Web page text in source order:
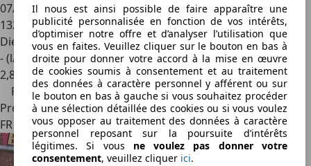
07/2017
132 998 km
Diesel
- (l/100 km)
2,8
Prix réduit
Professionnel
FR 34740
Il nous est ainsi possible de faire apparaître une
publicité personnalisée en fonction de vos intérêts,
d’optimiser notre offre et d’analyser l’utilisation que
vous en faites. Veuillez cliquer sur le bouton en bas à
droite pour donner votre accord à la mise en œuvre
de cookies soumis à consentement et au traitement
des données à caractère personnel y afférent ou sur
le bouton en bas à gauche si vous souhaitez procéder
à une sélection détaillée des cookies ou si vous voulez
vous opposer au traitement des données à caractère
personnel reposant sur la poursuite d’intérêts
légitimes. Si vous ne voulez pas donner votre
consentement, veuillez cliquer ici.